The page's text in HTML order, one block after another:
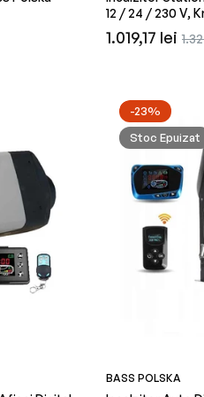
12 / 24 / 230 V,
Preț
1.019,17 lei
-23%
Stoc Epuizat
BASS POLSKA